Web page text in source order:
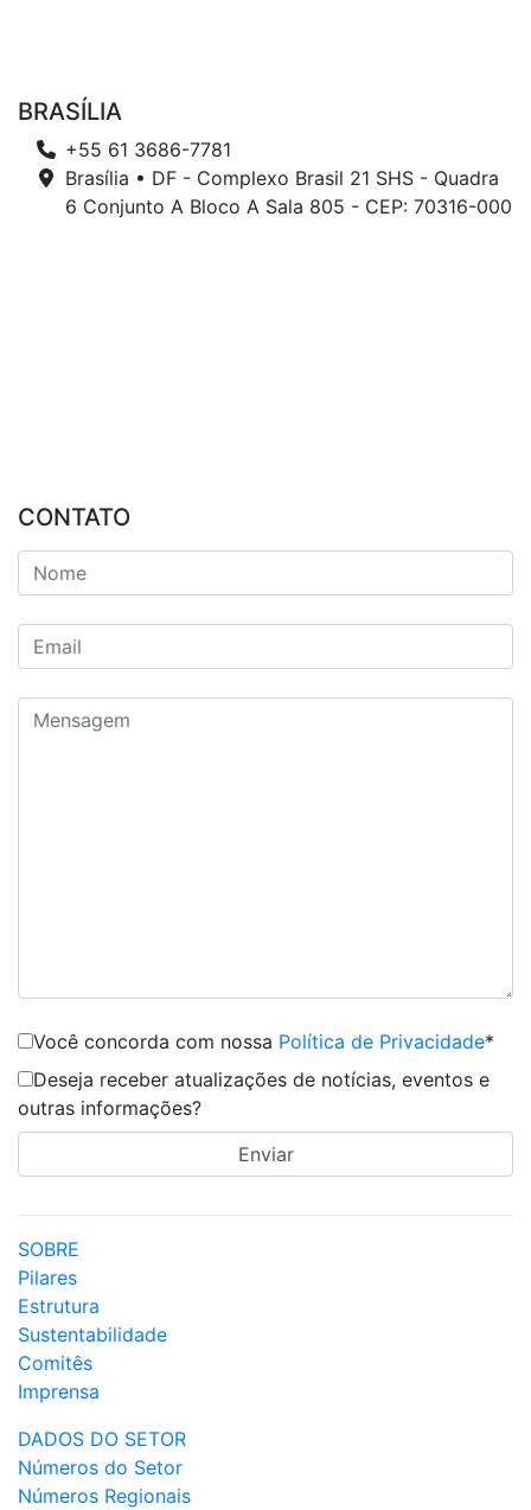
BRASÍLIA
+55 61 3686-7781
Brasília • DF - Complexo Brasil 21 SHS - Quadra
6 Conjunto A Bloco A Sala 805 - CEP: 70316-000
CONTATO
Você concorda com nossa Política de Privacidade*
Deseja receber atualizações de notícias, eventos e
outras informações?
SOBRE
Pilares
Estrutura
Sustentabilidade
Comitês
Imprensa
DADOS DO SETOR
Números do Setor
Números Regionais